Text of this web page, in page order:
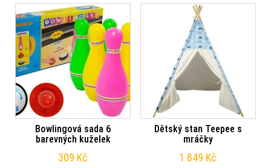
Bowlingová sada 6
barevných kuželek
309 Kč
Dětský stan Teepee s
mráčky
1 849 Kč